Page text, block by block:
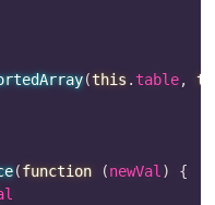
(this. table,
(function (newVal )
{